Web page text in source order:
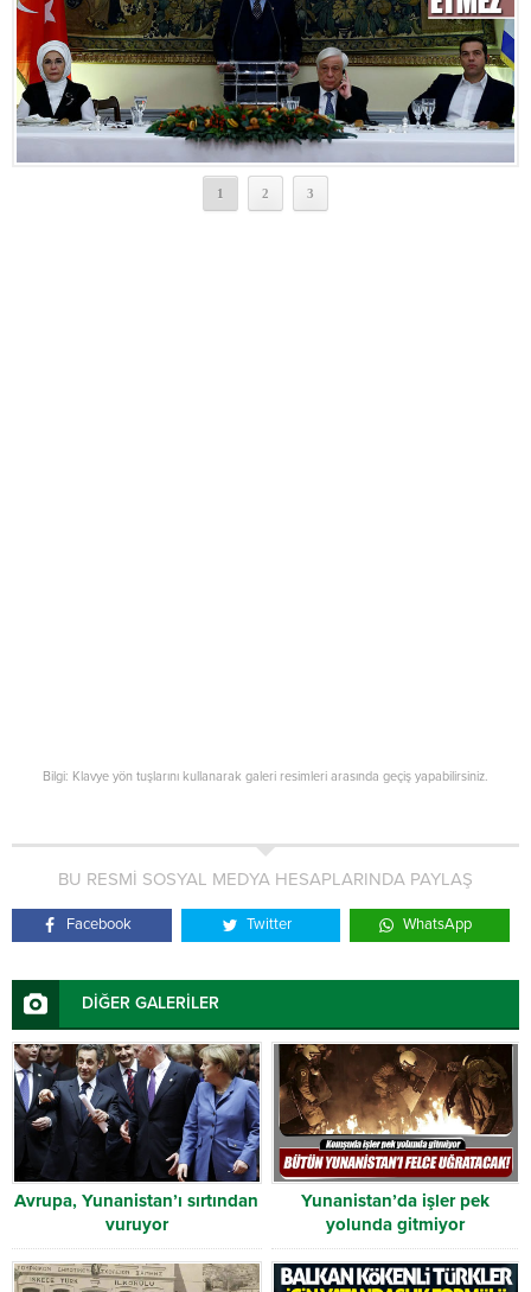
1 2 3
Bilgi: Klavye yön tuşlarını kullanarak galeri resimleri arasında geçiş yapabilirsiniz.
BU RESMİ SOSYAL MEDYA HESAPLARINDA PAYLAŞ
Facebook Twitter WhatsApp
DİĞER GALERİLER
Avrupa, Yunanistan’ı sırtından
vuruyor
Yunanistan’da işler pek
yolunda gitmiyor